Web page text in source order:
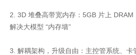
2. 3D 堆叠高带宽内存：5GB 片上
解决大模型 “内存墙”
3. 解耦架构，升级自由：主控管系统、卡